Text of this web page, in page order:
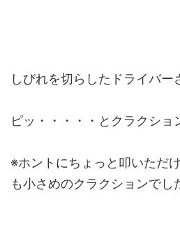
しびれを切らしたドライバー
ピッ・・・・・とクラクショ
※ホントにちょっと叩いただ
も小さめのクラクションでし